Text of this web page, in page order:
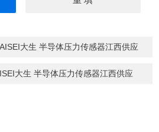
大生 半导体压力传感器江西供应
大生 半导体压力传感器江西供应